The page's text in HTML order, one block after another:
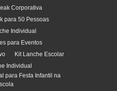
Corporativa
para 50 Pessoas
Individual
para Eventos
Kit Lanche Escolar
Individual
para Festa Infantil na